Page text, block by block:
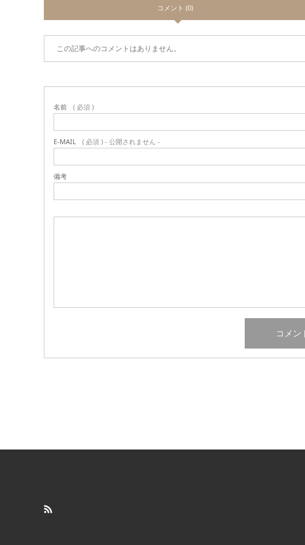
コメント (0)
この記事へのコメントはありません。
名前 ( 必須 )
E-MAIL ( 必須 ) - 公開されません -
備考